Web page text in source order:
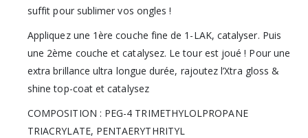
suffit pour sublimer vos ongles !
Appliquez une 1ère couche fine de 1-LAK, catalyser. Puis
une 2ème couche et catalysez. Le tour est joué ! Pour une
extra brillance ultra longue durée, rajoutez l’Xtra gloss &
shine top-coat et catalysez
COMPOSITION : PEG-4 TRIMETHYLOLPROPANE
TRIACRYLATE, PENTAERYTHRITYL